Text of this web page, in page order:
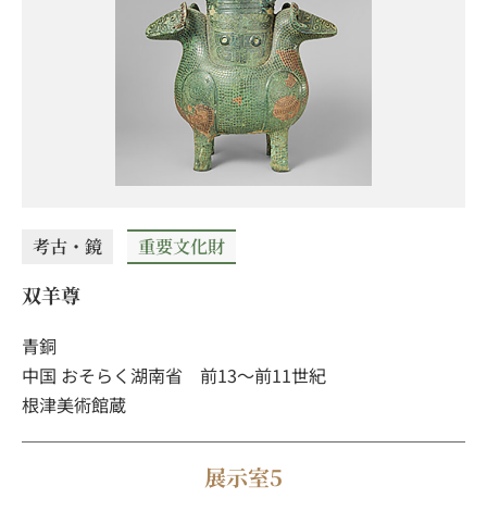
考古・鏡 重要文化財
双羊尊
青銅
中国 おそらく湖南省 前13～前11世紀
根津美術館蔵
展示室5